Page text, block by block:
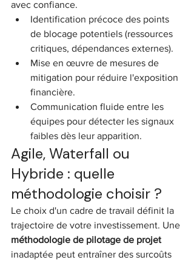
avec confiance.
Identification précoce des points
de blocage potentiels (ressources
critiques, dépendances externes).
Mise en œuvre de mesures de
mitigation pour réduire l'exposition
financière.
Communication fluide entre les
équipes pour détecter les signaux
faibles dès leur apparition.
Agile, Waterfall ou
Hybride : quelle
méthodologie choisir ?
Le choix d'un cadre de travail définit la
trajectoire de votre investissement. Une
méthodologie de pilotage de projet
inadaptée peut entraîner des surcoûts